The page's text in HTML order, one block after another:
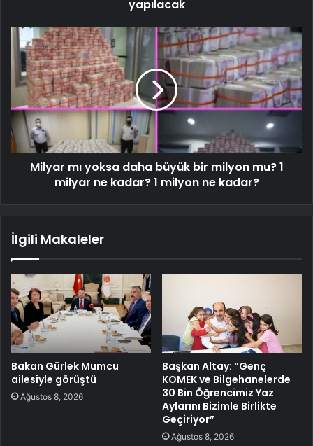
yapılacak
Milyar mı yoksa daha büyük bir milyon mu? 1
milyar ne kadar? 1 milyon ne kadar?
İlgili Makaleler
Bakan Gürlek Mumcu
ailesiyle görüştü
Ağustos 8, 2026
Başkan Altay: “Genç
KOMEK ve Bilgehanelerde
30 Bin Öğrencimiz Yaz
Aylarını Bizimle Birlikte
Geçiriyor”
Ağustos 8, 2026